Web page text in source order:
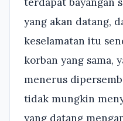
yang akan datang,
keselamatan itu
korban yang sama,
menerus
tidak mungkin
yang datang